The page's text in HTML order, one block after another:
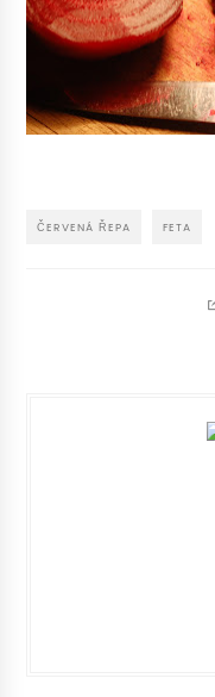
ČERVENÁ ŘEPA FETA